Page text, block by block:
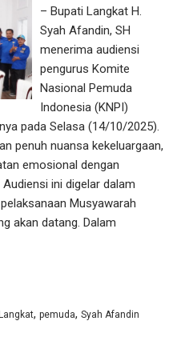
– Bupati Langkat H.
Syah Afandin, SH
menerima audiensi
pengurus Komite
Nasional Pemuda
Indonesia (KNPI)
pada Selasa (14/10/2025).
penuh nuansa kekeluargaan,
emosional dengan
ini digelar dalam
Musyawarah
akan datang. Dalam
,pemuda,Syah Afandin